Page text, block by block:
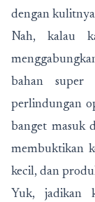
dengan
Nah, kalau
bahan super
perlindungan
banget masuk
membuktikan
kecil, dan
Yuk, jadikan